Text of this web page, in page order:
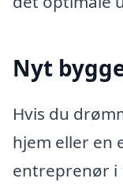
Nyt
Hvis du
hjem eller en
entreprenør i